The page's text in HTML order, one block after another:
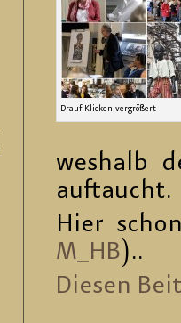
Drauf Kli­cken ver­grö­ßert
wes­halb
auf­taucht.
Hier
M_HB)..
Die­sen